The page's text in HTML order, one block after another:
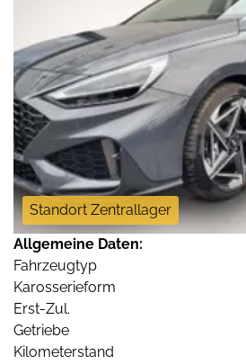
Standort Zentrallager
Allgemeine Daten:
Fahrzeugtyp
Karosserieform
Erst-Zul.
Getriebe
Kilometerstand